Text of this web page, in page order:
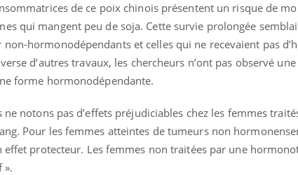
de ce poix chinois présentent un risque de
qui mangent peu de soja. Cette survie prolongée
non-hormonodépendants et celles qui ne recevaient pas
d’autres travaux, les chercheurs n’ont pas observé
forme hormonodépendante.
notons pas d’effets préjudiciables chez les femmes
Pour les femmes atteintes de tumeurs non
effet protecteur. Les femmes non traitées par une
».